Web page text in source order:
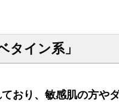
タイン系」
おり、敏感肌の方や